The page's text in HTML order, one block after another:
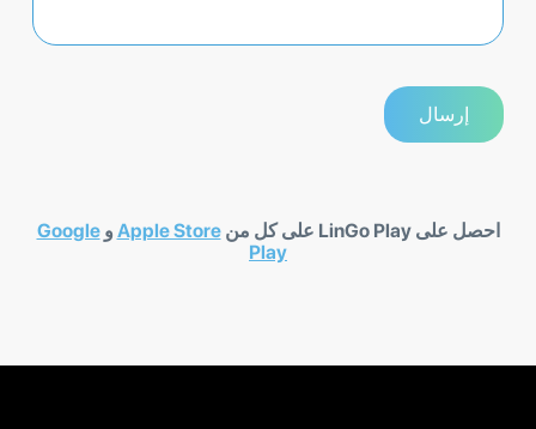
احصل على LinGo Play على كل من Apple Store وGoogle
Play